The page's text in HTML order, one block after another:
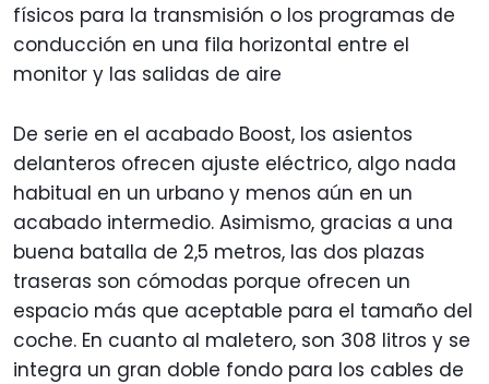
físicos para la transmisión o los programas de
conducción en una fila horizontal entre el
monitor y las salidas de aire
De serie en el acabado Boost, los asientos
delanteros ofrecen ajuste eléctrico, algo nada
habitual en un urbano y menos aún en un
acabado intermedio. Asimismo, gracias a una
buena batalla de 2,5 metros, las dos plazas
traseras son cómodas porque ofrecen un
espacio más que aceptable para el tamaño del
coche. En cuanto al maletero, son 308 litros y se
integra un gran doble fondo para los cables de